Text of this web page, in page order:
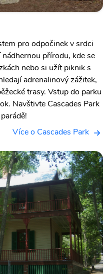
pro odpočinek v srdci
přírodu, kde se
nebo si užít piknik s
adrenalinový zážitek,
trasy. Vstup do parku
Navštivte Cascades Park
Více o Cascades Park